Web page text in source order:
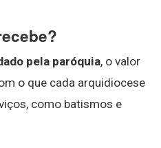
pela paróquia, o valor
o que cada arquidiocese
como batismos e